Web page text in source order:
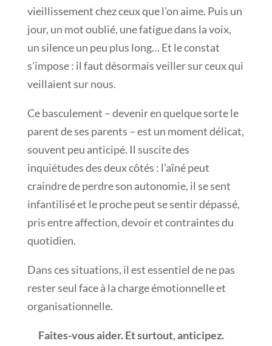
vieillissement chez ceux que l’on aime. Puis un
jour, un mot oublié, une fatigue dans la voix,
un silence un peu plus long… Et le constat
s’impose : il faut désormais veiller sur ceux qui
veillaient sur nous.
Ce basculement – devenir en quelque sorte le
parent de ses parents – est un moment délicat,
souvent peu anticipé. Il suscite des
inquiétudes des deux côtés : l’aîné peut
craindre de perdre son autonomie, il se sent
infantilisé et le proche peut se sentir dépassé,
pris entre affection, devoir et contraintes du
quotidien.
Dans ces situations, il est essentiel de ne pas
rester seul face à la charge émotionnelle et
organisationnelle.
Faites-vous aider. Et surtout, anticipez.